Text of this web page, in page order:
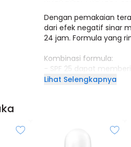
Dengan pemakaian
dari efek negatif sinar
24 jam. Formula yang
Kombinasi formula:
- SPF 25 dapat
negatif paparan sinar
Special ingredient:
Lihat Selengkapnya